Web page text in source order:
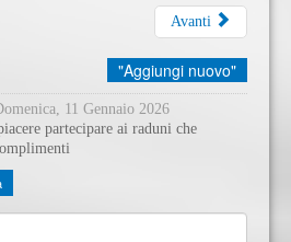
Avanti
"Aggiungi nuovo"
11 Gennaio 2026
partecipare ai raduni che